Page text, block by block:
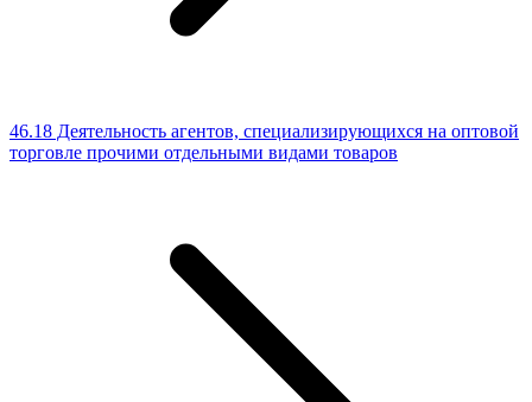
46.18 Деятельность агентов, специализирующихся на оптовой
торговле прочими отдельными видами товаров